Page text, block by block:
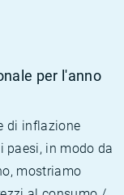
per l'anno
di inflazione
paesi, in modo da
mostriamo